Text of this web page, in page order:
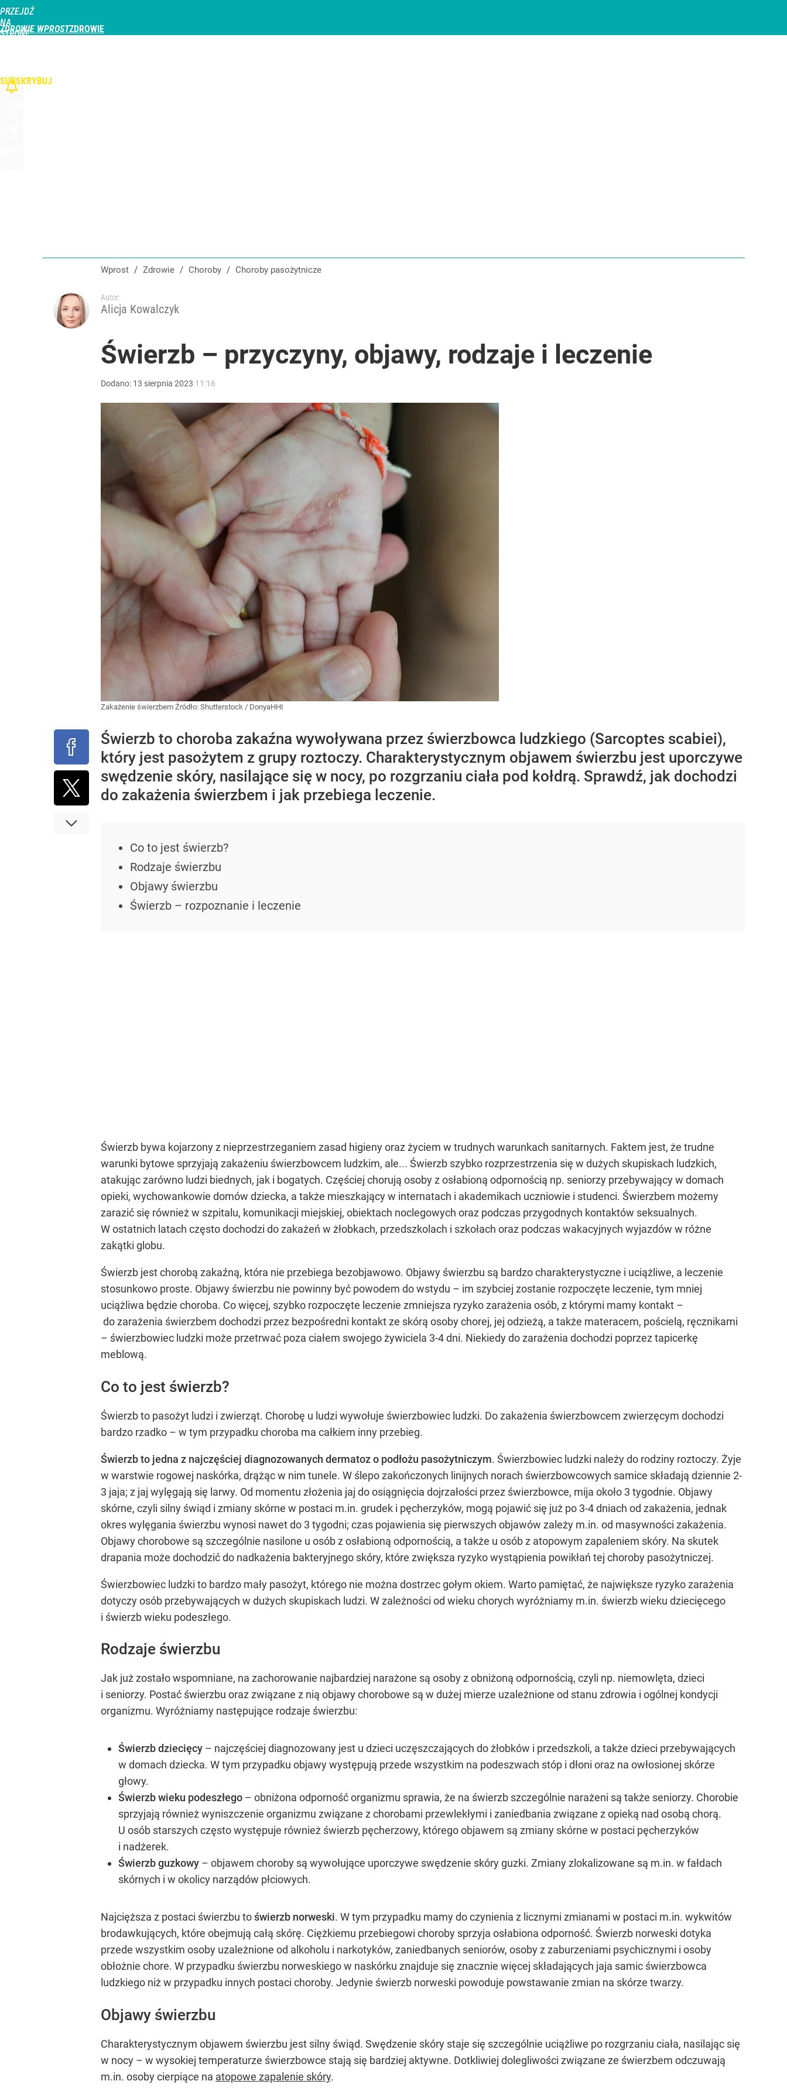
PRZEJDŹ
NA
STRONĘ
ZDROWIE WPROST
SUBSKRYBUJ
Wprost / Zdrowie / Choroby / Choroby pasożytnicze
Autor:
Alicja Kowalczyk
Świerzb – przyczyny, objawy, rodzaje i leczenie
Dodano: 13 sierpnia 2023 11:16
Zakażenie świerzbem Źródło: Shutterstock / DonyaHHI
Świerzb to choroba zakaźna wywoływana przez świerzbowca ludzkiego (Sarcoptes scabiei),
który jest pasożytem z grupy roztoczy. Charakterystycznym objawem świerzbu jest uporczywe
swędzenie skóry, nasilające się w nocy, po rozgrzaniu ciała pod kołdrą. Sprawdź, jak dochodzi
do zakażenia świerzbem i jak przebiega leczenie.
Co to jest świerzb?
Rodzaje świerzbu
Objawy świerzbu
Świerzb – rozpoznanie i leczenie
Świerzb bywa kojarzony z nieprzestrzeganiem zasad higieny oraz życiem w trudnych warunkach sanitarnych. Faktem jest, że trudne
warunki bytowe sprzyjają zakażeniu świerzbowcem ludzkim, ale... Świerzb szybko rozprzestrzenia się w dużych skupiskach ludzkich,
atakując zarówno ludzi biednych, jak i bogatych. Częściej chorują osoby z osłabioną odpornością np. seniorzy przebywający w domach
opieki, wychowankowie domów dziecka, a także mieszkający w internatach i akademikach uczniowie i studenci. Świerzbem możemy
zarazić się również w szpitalu, komunikacji miejskiej, obiektach noclegowych oraz podczas przygodnych kontaktów seksualnych.
W ostatnich latach często dochodzi do zakażeń w żłobkach, przedszkolach i szkołach oraz podczas wakacyjnych wyjazdów w różne
zakątki globu.
Świerzb jest chorobą zakaźną, która nie przebiega bezobjawowo. Objawy świerzbu są bardzo charakterystyczne i uciążliwe, a leczenie
stosunkowo proste. Objawy świerzbu nie powinny być powodem do wstydu – im szybciej zostanie rozpoczęte leczenie, tym mniej
uciążliwa będzie choroba. Co więcej, szybko rozpoczęte leczenie zmniejsza ryzyko zarażenia osób, z którymi mamy kontakt –
do zarażenia świerzbem dochodzi przez bezpośredni kontakt ze skórą osoby chorej, jej odzieżą, a także materacem, pościelą, ręcznikami
– świerzbowiec ludzki może przetrwać poza ciałem swojego żywiciela 3-4 dni. Niekiedy do zarażenia dochodzi poprzez tapicerkę
meblową.
Co to jest świerzb?
Świerzb to pasożyt ludzi i zwierząt. Chorobę u ludzi wywołuje świerzbowiec ludzki. Do zakażenia świerzbowcem zwierzęcym dochodzi
bardzo rzadko – w tym przypadku choroba ma całkiem inny przebieg.
Świerzb to jedna z najczęściej diagnozowanych dermatoz o podłożu pasożytniczym. Świerzbowiec ludzki należy do rodziny roztoczy. Żyje
w warstwie rogowej naskórka, drążąc w nim tunele. W ślepo zakończonych linijnych norach świerzbowcowych samice składają dziennie 2-
3 jaja; z jaj wylęgają się larwy. Od momentu złożenia jaj do osiągnięcia dojrzałości przez świerzbowce, mija około 3 tygodnie. Objawy
skórne, czyli silny świąd i zmiany skórne w postaci m.in. grudek i pęcherzyków, mogą pojawić się już po 3-4 dniach od zakażenia, jednak
okres wylęgania świerzbu wynosi nawet do 3 tygodni; czas pojawienia się pierwszych objawów zależy m.in. od masywności zakażenia.
Objawy chorobowe są szczególnie nasilone u osób z osłabioną odpornością, a także u osób z atopowym zapaleniem skóry. Na skutek
drapania może dochodzić do nadkażenia bakteryjnego skóry, które zwiększa ryzyko wystąpienia powikłań tej choroby pasożytniczej.
Świerzbowiec ludzki to bardzo mały pasożyt, którego nie można dostrzec gołym okiem. Warto pamiętać, że największe ryzyko zarażenia
dotyczy osób przebywających w dużych skupiskach ludzi. W zależności od wieku chorych wyróżniamy m.in. świerzb wieku dziecięcego
i świerzb wieku podeszłego.
Rodzaje świerzbu
Jak już zostało wspomniane, na zachorowanie najbardziej narażone są osoby z obniżoną odpornością, czyli np. niemowlęta, dzieci
i seniorzy. Postać świerzbu oraz związane z nią objawy chorobowe są w dużej mierze uzależnione od stanu zdrowia i ogólnej kondycji
organizmu. Wyróżniamy następujące rodzaje świerzbu:
Świerzb dziecięcy – najczęściej diagnozowany jest u dzieci uczęszczających do żłobków i przedszkoli, a także dzieci przebywających
w domach dziecka. W tym przypadku objawy występują przede wszystkim na podeszwach stóp i dłoni oraz na owłosionej skórze
głowy.
Świerzb wieku podeszłego – obniżona odporność organizmu sprawia, że na świerzb szczególnie narażeni są także seniorzy. Chorobie
sprzyjają również wyniszczenie organizmu związane z chorobami przewlekłymi i zaniedbania związane z opieką nad osobą chorą.
U osób starszych często występuje również świerzb pęcherzowy, którego objawem są zmiany skórne w postaci pęcherzyków
i nadżerek.
Świerzb guzkowy – objawem choroby są wywołujące uporczywe swędzenie skóry guzki. Zmiany zlokalizowane są m.in. w fałdach
skórnych i w okolicy narządów płciowych.
Najcięższa z postaci świerzbu toświerzb norweski. W tym przypadku mamy do czynienia z licznymi zmianami w postaci m.in. wykwitów
brodawkujących, które obejmują całą skórę. Ciężkiemu przebiegowi choroby sprzyja osłabiona odporność. Świerzb norweski dotyka
przede wszystkim osoby uzależnione od alkoholu i narkotyków, zaniedbanych seniorów, osoby z zaburzeniami psychicznymi i osoby
obłożnie chore. W przypadku świerzbu norweskiego w naskórku znajduje się znacznie więcej składających jaja samic świerzbowca
ludzkiego niż w przypadku innych postaci choroby. Jedynie świerzb norweski powoduje powstawanie zmian na skórze twarzy.
Objawy świerzbu
Charakterystycznym objawem świerzbu jest silny świąd. Swędzenie skóry staje się szczególnie uciążliwe po rozgrzaniu ciała, nasilając się
w nocy – w wysokiej temperaturze świerzbowce stają się bardziej aktywne. Dotkliwiej dolegliwości związane ze świerzbem odczuwają
m.in. osoby cierpiące na atopowe zapalenie skóry.